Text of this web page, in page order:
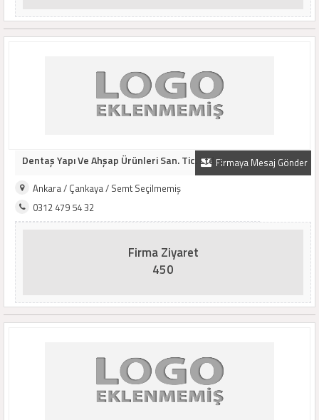
Firmaya Mesaj Gönder
Dentaş Yapı Ve Ahşap Ürünleri San. Tic. Ltd. ..
Ankara / Çankaya / Semt Seçilmemiş
0312 479 54 32
Firma Ziyaret
450